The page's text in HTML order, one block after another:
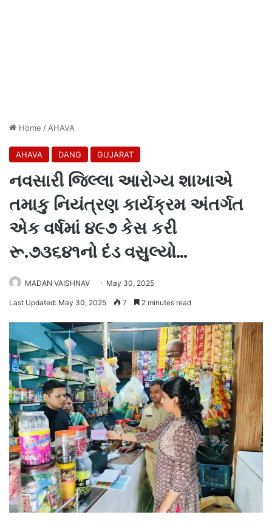
Home / AHAVA
AHAVA DANG GUJARAT
નવસારી જિલ્લા આરોગ્ય શાખાએ
તમાકુ નિયંત્રણ કાર્યક્રમ અંતર્ગત
એક વર્ષમાં ૪૯૭ કેસ કરી
રૂ.૭૩૬૪૧નો દંડ વસુલ્યો…
MADAN VAISHNAV May 30, 2025
Last Updated: May 30, 2025 7 2 minutes read